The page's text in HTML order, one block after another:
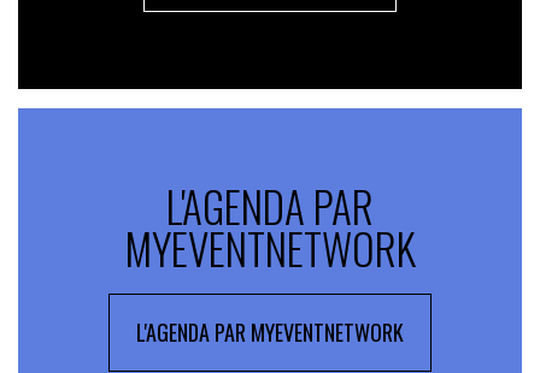
L'AGENDA PAR
MYEVENTNETWORK
L'AGENDA PAR MYEVENTNETWORK